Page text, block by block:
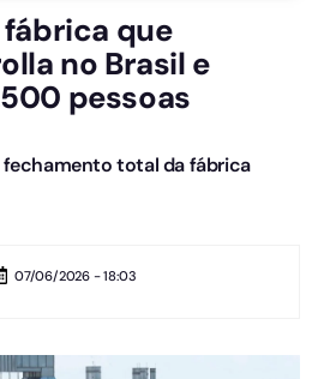
que
no Brasil e
pessoas
total da fábrica
07/06/2026 - 18:03